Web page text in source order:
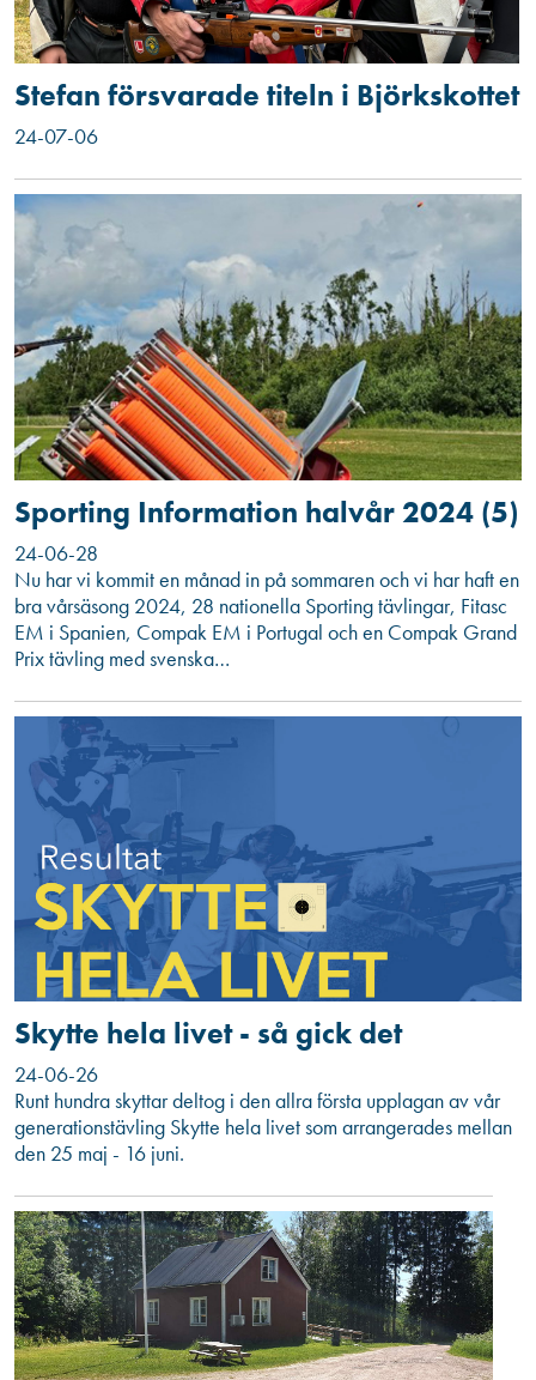
Stefan försvarade titeln i Björkskottet
24-07-06
Sporting Information halvår 2024 (5)
24-06-28
Nu har vi kommit en månad in på sommaren och vi har haft en
bra vårsäsong 2024, 28 nationella Sporting tävlingar, Fitasc
EM i Spanien, Compak EM i Portugal och en Compak Grand
Prix tävling med svenska…
Skytte hela livet - så gick det
24-06-26
Runt hundra skyttar deltog i den allra första upplagan av vår
generationstävling Skytte hela livet som arrangerades mellan
den 25 maj - 16 juni.